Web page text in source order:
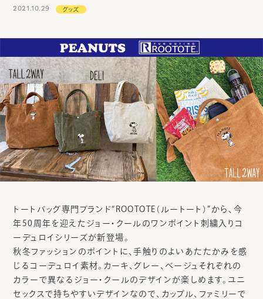
2021.10.29 グッズ
トートバッグ専門ブランド“ROOTOTE（ルートート）”から、今
年50周年を迎えたジョー・クールのワンポイント刺繍入りコ
ーデュロイシリーズが新登場。
秋冬ファッションのポイントに、手触りのよいあたたかみを感
じるコーデュロイ素材。カーキ、グレー、ベージュそれぞれの
カラーで異なるジョー・クールのデザインが楽しめます。ユニ
セックスで持ちやすいデザインなので、カップル、ファミリーで